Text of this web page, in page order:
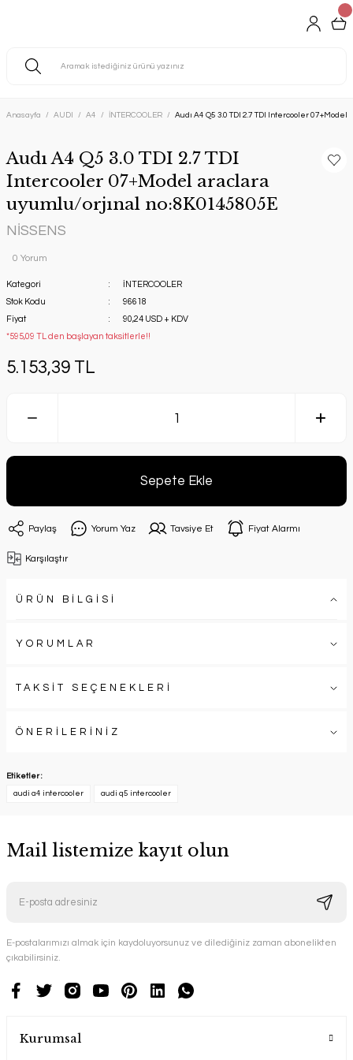
Anasayfa AUDI A4 İNTERCOOLER Audı A4 Q5 3.0 TDI 2.7 TDI Intercooler
Audı A4 Q5 3.0 TDI 2.7 TDI
Intercooler 07+Model araclara
uyumlu/orjınal no:8K0145805E
NİSSENS
0 Yorum
Kategori
İNTERCOOLER
Stok Kodu
96618
Fiyat
90,24 USD + KDV
*595,09 TL den başlayan taksitlerle!!
5.153,39 TL
Sepete Ekle
Paylaş Yorum Yaz Tavsiye Et Fiyat Alarmı
Karşılaştır
ÜRÜN BİLGİSİ
YORUMLAR
TAKSİT SEÇENEKLERİ
ÖNERİLERİNİZ
Etiketler :
audi a4 intercooler audi q5 intercooler
Mail listemize kayıt olun
E-postalarımızı almak için kaydoluyorsunuz ve dilediğiniz zaman abonelikten
çıkabilirsiniz.
Kurumsal